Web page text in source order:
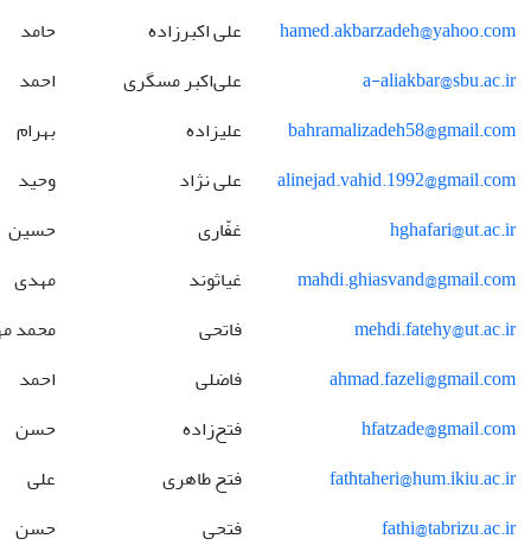
hamed.akbarzadeh@yahoo.com
علی اکبرزاده
حامد
a-aliakbar@sbu.ac.ir
علی‌اکبر مسگری
احمد
bahramalizadeh58@gmail.com
علیزاده
بهرام
alinejad.vahid.1992@gmail.com
علی نژاد
وحید
hghafari@ut.ac.ir
غفّاری
حسین
mahdi.ghiasvand@gmail.com
غیاثوند
مهدی
mehdi.fatehy@ut.ac.ir
فاتحی
محمد
ahmad.fazeli@gmail.com
فاضلی
احمد
hfatzade@gmail.com
فتح‌زاده
حسن
fathtaheri@hum.ikiu.ac.ir
فتح طاهری
علی
fathi@tabrizu.ac.ir
فتحی
حسن